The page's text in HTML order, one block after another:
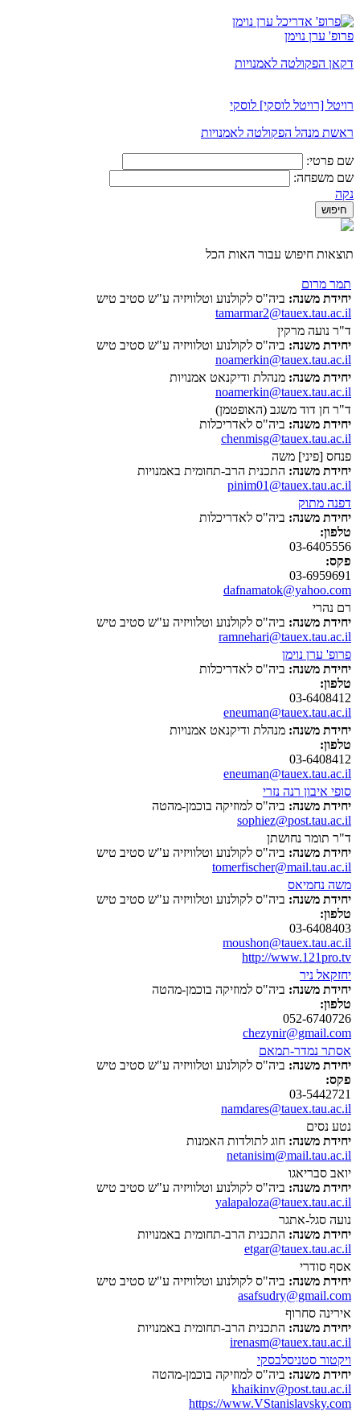
פרופ' ערן נוימן
דקאן הפקולטה לאמנויות
רויטל [רויטל לוסקי] לוסקי
ראשת מנהל הפקולטה לאמנויות
שם פרטי:
שם משפחה:
נקה
תוצאות חיפוש עבור האות הכל
תמר מרום
יחידת משנה: ביה"ס לקולנוע וטלוויזיה ע"ש סטיב טיש
tamarmar2@tauex.tau.ac.il
ד"ר נועה מרקין
יחידת משנה: ביה"ס לקולנוע וטלוויזיה ע"ש סטיב טיש
noamerkin@tauex.tau.ac.il
יחידת משנה: מנהלת ודיקנאט אמנויות
noamerkin@tauex.tau.ac.il
ד"ר חן דוד משגב (האופטמן)
יחידת משנה: ביה"ס לאדריכלות
chenmisg@tauex.tau.ac.il
פנחס [פיני] משה
יחידת משנה: התכנית הרב-תחומית באמנויות
pinim01@tauex.tau.ac.il
דפנה מתוק
יחידת משנה: ביה"ס לאדריכלות
טלפון:
03-6405556
פקס:
03-6959691
dafnamatok@yahoo.com
רם נהרי
יחידת משנה: ביה"ס לקולנוע וטלוויזיה ע"ש סטיב טיש
ramnehari@tauex.tau.ac.il
פרופ' ערן נוימן
יחידת משנה: ביה"ס לאדריכלות
טלפון:
03-6408412
eneuman@tauex.tau.ac.il
יחידת משנה: מנהלת ודיקנאט אמנויות
טלפון:
03-6408412
eneuman@tauex.tau.ac.il
סופי איבון רנה נזרי
יחידת משנה: ביה"ס למוזיקה בוכמן-מהטה
sophiez@post.tau.ac.il
ד"ר תומר נחושתן
יחידת משנה: ביה"ס לקולנוע וטלוויזיה ע"ש סטיב טיש
tomerfischer@mail.tau.ac.il
משה נחמיאס
יחידת משנה: ביה"ס לקולנוע וטלוויזיה ע"ש סטיב טיש
טלפון:
03-6408403
moushon@tauex.tau.ac.il
http://www.121pro.tv
יחזקאל ניר
יחידת משנה: ביה"ס למוזיקה בוכמן-מהטה
טלפון:
052-6740726
chezynir@gmail.com
אסתר נמדר-תמאם
יחידת משנה: ביה"ס לקולנוע וטלוויזיה ע"ש סטיב טיש
פקס:
03-5442721
namdares@tauex.tau.ac.il
נטע נסים
יחידת משנה: חוג לתולדות האמנות
netanisim@mail.tau.ac.il
יואב סבריאגו
יחידת משנה: ביה"ס לקולנוע וטלוויזיה ע"ש סטיב טיש
yalapaloza@tauex.tau.ac.il
נועה סגל-אתגר
יחידת משנה: התכנית הרב-תחומית באמנויות
etgar@tauex.tau.ac.il
אסף סודרי
יחידת משנה: ביה"ס לקולנוע וטלוויזיה ע"ש סטיב טיש
asafsudry@gmail.com
אירינה סחרוף
יחידת משנה: התכנית הרב-תחומית באמנויות
irenasm@tauex.tau.ac.il
ויקטור סטניסלבסקי
יחידת משנה: ביה"ס למוזיקה בוכמן-מהטה
khaikinv@post.tau.ac.il
https://www.VStanislavsky.com